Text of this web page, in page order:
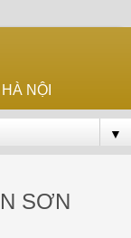
NỘI
▼
SƠN